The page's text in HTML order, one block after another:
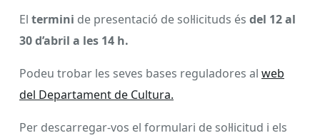
El termini de presentació de sol·licituds és del 12 al
30 d’abril a les 14 h.
Podeu trobar les seves bases reguladores al web
del Departament de Cultura.
Per descarregar-vos el formulari de sol·licitud i els